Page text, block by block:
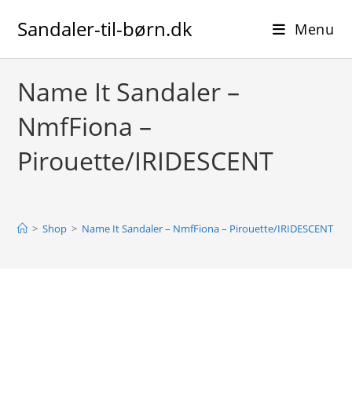
Sandaler-til-børn.dk Menu
Name It Sandaler –
NmfFiona –
Pirouette/IRIDESCENT
> Shop > Name It Sandaler – NmfFiona – Pirouette/IRIDESCENT